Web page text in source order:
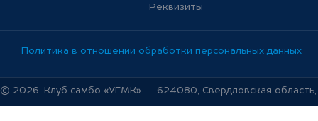
Реквизиты
Политика в отношении обработки персональных данных
© 2026. Клуб самбо «УГМК» 624080, Свердловская